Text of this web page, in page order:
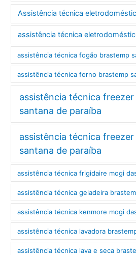
Assistência técnica
assistência técnica
assistência técnica fogão brastemp
assistência técnica forno brastemp
assistência técnica
santana de paraíba
assistência técnica
santana de paraíba
assistência técnica frigidaire mogi
assistência técnica geladeira
assistência técnica kenmore mogi
assistência técnica lavadora
assistência técnica lava e seca